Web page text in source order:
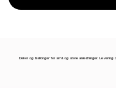
Dekor og ballonger for små og store anledninger. Levering